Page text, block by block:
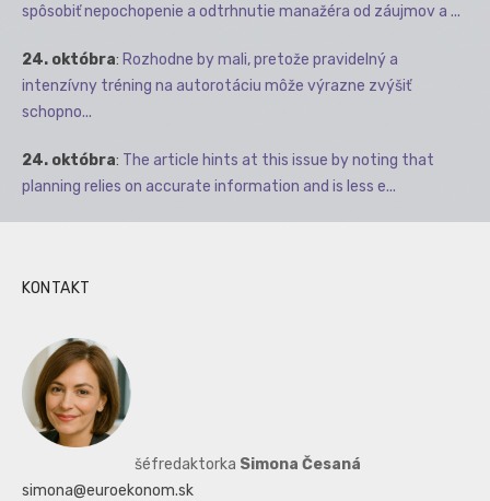
spôsobiť nepochopenie a odtrhnutie manažéra od záujmov a ...
24. októbra: Rozhodne by mali, pretože pravidelný a
intenzívny tréning na autorotáciu môže výrazne zvýšiť
schopno...
24. októbra: The article hints at this issue by noting that
planning relies on accurate information and is less e...
KONTAKT
šéfredaktorka Simona Česaná
simona@euroekonom.sk